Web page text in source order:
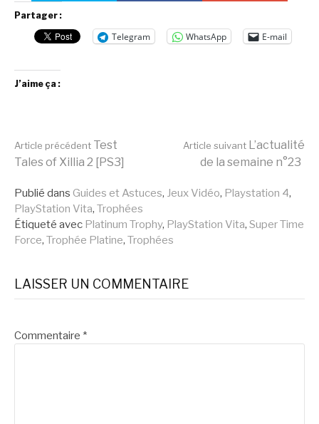
Partager :
Telegram WhatsApp E-mail
J’aime ça :
Lire
la
suite
Article précédent Test
Tales of Xillia 2 [PS3]
Article suivant L’actualité
de la semaine n°23
Publié dans Guides et Astuces, Jeux Vidéo, Playstation 4,
PlayStation Vita, Trophées
Étiqueté avec Platinum Trophy, PlayStation Vita, Super Time
Force, Trophée Platine, Trophées
LAISSER UN COMMENTAIRE
Commentaire *